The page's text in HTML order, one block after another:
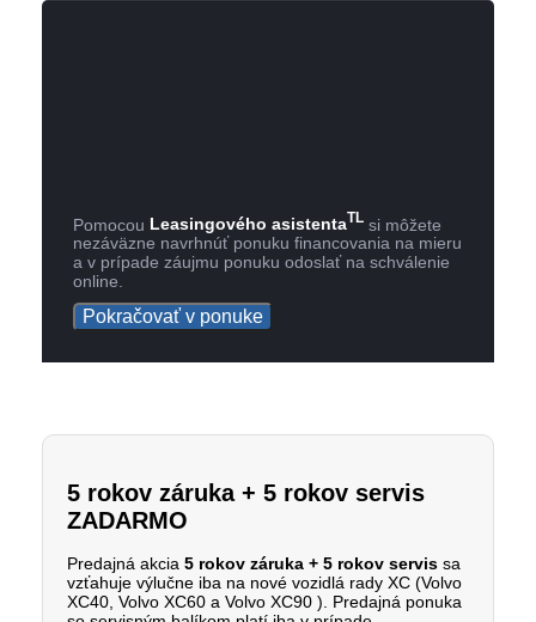
Pomocou Leasingového asistentaTL si môžete
nezáväzne navrhnúť ponuku financovania na mieru
a v prípade záujmu ponuku odoslať na schválenie
online.
Pokračovať v ponuke
5 rokov záruka + 5 rokov servis
ZADARMO
Predajná akcia 5 rokov záruka + 5 rokov servis sa
vzťahuje výlučne iba na nové vozidlá rady XC (Volvo
XC40, Volvo XC60 a Volvo XC90 ). Predajná ponuka